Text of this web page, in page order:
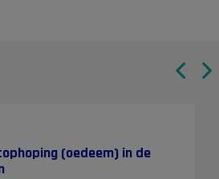
(oedeem) in de